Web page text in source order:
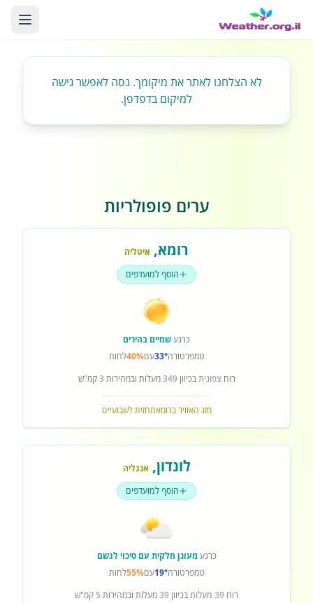
לא הצלחנו לאתר את מיקומך. נסה לאפשר גישה
למיקום בדפדפן.
ערים פופולריות
רומא, איטליה
הוסף למועדפים
כרגעשמיים בהירים
טמפרטורה33°עם40%לחות
רוחצפוניתבכיוון349מעלות ובמהירות 3קמ"ש
מזג האוויר ברומאתחזית לשבועיים
לונדון, אנגליה
הוסף למועדפים
כרגעמעונן חלקית עם סיכוי לגשם
טמפרטורה19°עם55%לחות
רוח 39 מעלות בכיוון39מעלות ובמהירות 5 קמ"ש